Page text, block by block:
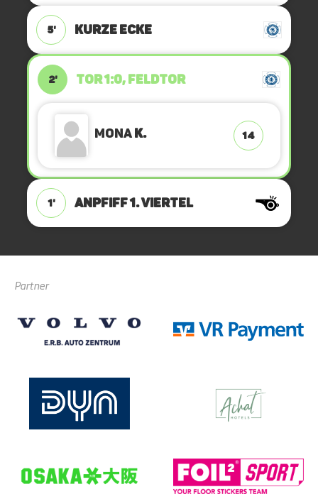
5' KURZE ECKE
2' TOR 1:0, FELDTOR
MonaK. 14
1' ANPFIFF 1. Viertel
Partner